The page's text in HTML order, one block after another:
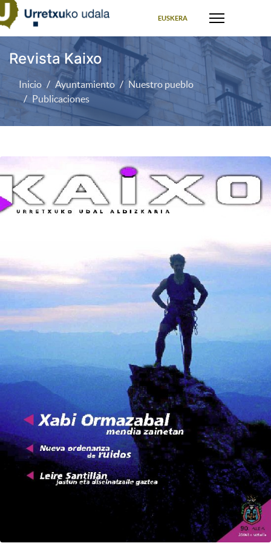
EUSKERA
Revista Kaixo
Inicio Ayuntamiento
Nuestro pueblo
Publicaciones